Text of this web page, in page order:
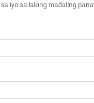
iyo sa lalong madaling